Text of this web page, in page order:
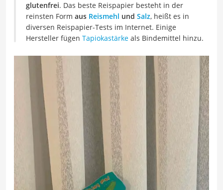
glutenfrei. Das beste Reispapier besteht in der
reinsten Form aus Reismehl und Salz, heißt es in
diversen Reispapier-Tests im Internet. Einige
Hersteller fügen Tapiokastärke als Bindemittel hinzu.